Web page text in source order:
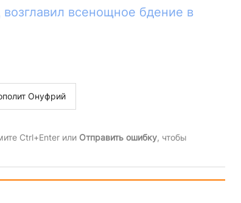
всенощное бдение в
Онуфрий
Ctrl+Enter или Отправить ошибку, чтобы